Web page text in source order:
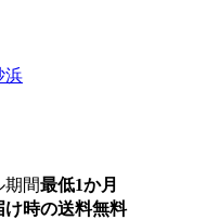
浜
期間最低1か月
け時の送料無料